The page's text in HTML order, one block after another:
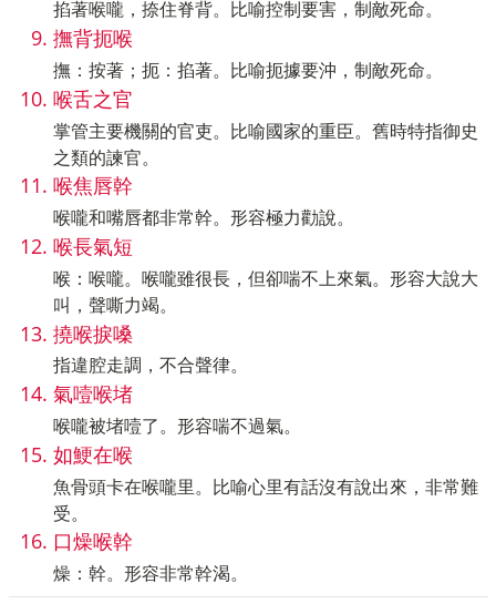
掐著喉嚨，捺住脊背。比喻控制要害，制敵死命。
撫背扼喉
撫：按著；扼：掐著。比喻扼據要沖，制敵死命。
喉舌之官
掌管主要機關的官吏。比喻國家的重臣。舊時特指御史
之類的諫官。
喉焦唇幹
喉嚨和嘴唇都非常幹。形容極力勸說。
喉長氣短
喉：喉嚨。喉嚨雖很長，但卻喘不上來氣。形容大說大
叫，聲嘶力竭。
撓喉捩嗓
指違腔走調，不合聲律。
氣噎喉堵
喉嚨被堵噎了。形容喘不過氣。
如鯁在喉
魚骨頭卡在喉嚨里。比喻心里有話沒有說出來，非常難
受。
口燥喉幹
燥：幹。形容非常幹渴。